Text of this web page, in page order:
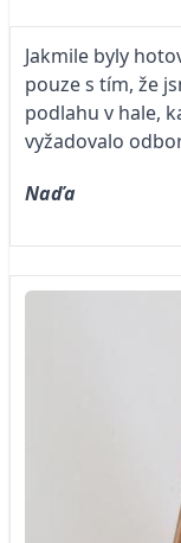
Jakmile byly
pouze s tím, že
podlahu v hale,
vyžadovalo
Naďa